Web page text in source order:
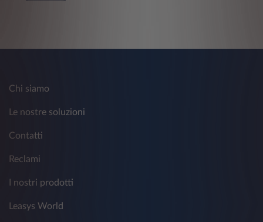
Chi siamo
Le nostre soluzioni
Contatti
Reclami
I nostri prodotti
Leasys World